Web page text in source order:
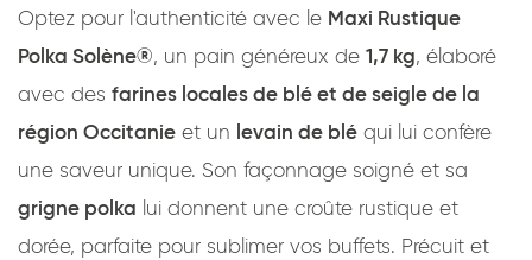
Optez pour l'authenticité avec le Maxi Rustique
Polka Solène®, un pain généreux de 1,7 kg, élaboré
avec des farines locales de blé et de seigle de la
région Occitanie et un levain de blé qui lui confère
une saveur unique. Son façonnage soigné et sa
grigne polka lui donnent une croûte rustique et
dorée, parfaite pour sublimer vos buffets. Précuit et